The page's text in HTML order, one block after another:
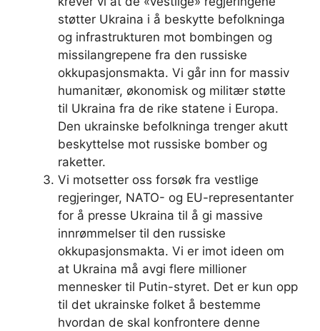
støtter Ukraina i å beskytte befolkninga
og infrastrukturen mot bombingen og
missilangrepene fra den russiske
okkupasjonsmakta. Vi går inn for massiv
humanitær, økonomisk og militær støtte
til Ukraina fra de rike statene i Europa.
Den ukrainske befolkninga trenger akutt
beskyttelse mot russiske bomber og
raketter.
Vi motsetter oss forsøk fra vestlige
regjeringer, NATO- og EU-representanter
for å presse Ukraina til å gi massive
innrømmelser til den russiske
okkupasjonsmakta. Vi er imot ideen om
at Ukraina må avgi flere millioner
mennesker til Putin-styret. Det er kun opp
til det ukrainske folket å bestemme
hvordan de skal konfrontere denne